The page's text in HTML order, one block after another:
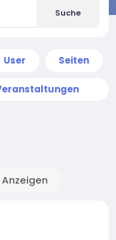
Suche
User Seiten